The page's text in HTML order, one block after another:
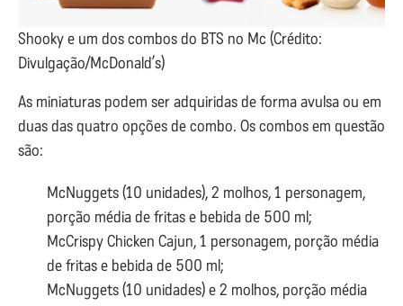
Shooky e um dos combos do BTS no Mc (Crédito:
Divulgação/McDonald’s)
As miniaturas podem ser adquiridas de forma avulsa ou em
duas das quatro opções de combo. Os combos em questão
são:
McNuggets (10 unidades), 2 molhos, 1 personagem,
porção média de fritas e bebida de 500 ml;
McCrispy Chicken Cajun, 1 personagem, porção média
de fritas e bebida de 500 ml;
McNuggets (10 unidades) e 2 molhos, porção média